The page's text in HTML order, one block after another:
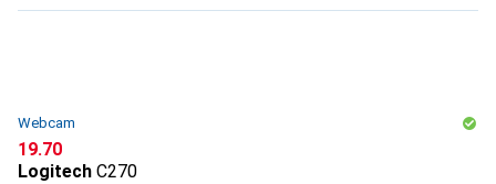
Webcam
CHF
19.70
Logitech C270